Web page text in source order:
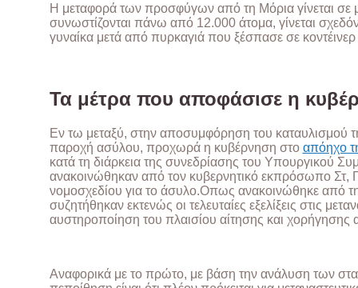
Η μεταφορά των προσφύγων από τη Μόρια γίνεται
συνωστίζονται πάνω από 12.000 άτομα, γίνεται
γυναίκα μετά από πυρκαγιά που ξέσπασε σε
Τα μέτρα που αποφάσισε η
Εν τω μεταξύ, στην αποσυμφόρηση του καταυλισμού
παροχή ασύλου, προχωρά η κυβέρνηση στο απόηχο
κατά τη διάρκεια της συνεδρίασης του Υπουργικού
ανακοινώθηκαν από τον κυβερνητικό εκπρόσωπο Στ,
νομοσχεδίου για το άσυλο.Οπως ανακοινώθηκε από
συζητήθηκαν εκτενώς οι τελευταίες εξελίξεις στις
αυστηροποίηση του πλαισίου αίτησης και χορήγησης
Αναφορικά με το πρώτο, με βάση την ανάλυση των